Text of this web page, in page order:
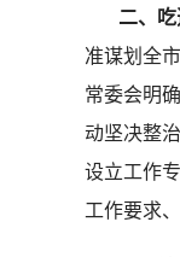
二、吃
准谋划全
常委会明
动坚决整
设立工作
工作要求